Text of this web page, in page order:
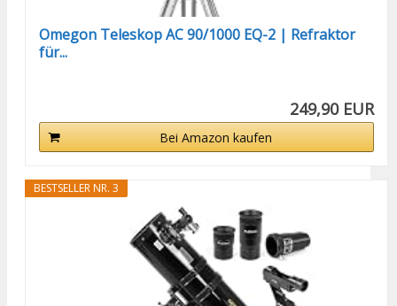
Omegon Teleskop AC 90/1000 EQ-2 | Refraktor
für...
249,90 EUR
Bei Amazon kaufen
BESTSELLER NR. 3